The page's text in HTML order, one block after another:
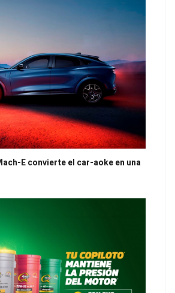
E convierte el car-aoke en una